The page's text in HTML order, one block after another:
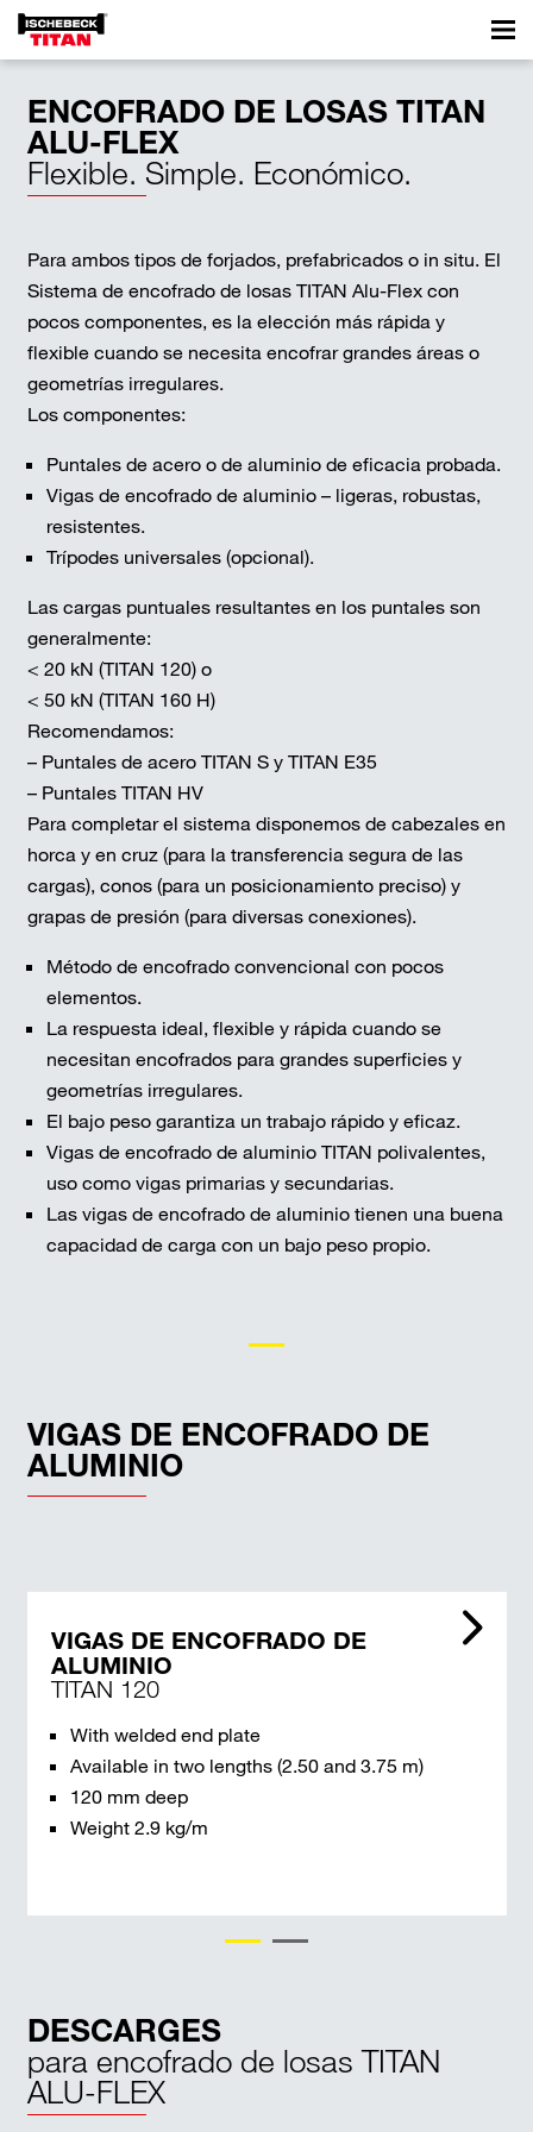
ENCOFRADO DE LOSAS TITAN
ALU-FLEX
Flexible. Simple. Económico.
Para ambos tipos de forjados, prefabricados o in situ. El
Sistema de encofrado de losas TITAN Alu-Flex con
pocos componentes, es la elección más rápida y
flexible cuando se necesita encofrar grandes áreas o
geometrías irregulares.
Los componentes:
Puntales de acero o de aluminio de eficacia probada.
Vigas de encofrado de aluminio – ligeras, robustas,
resistentes.
Trípodes universales (opcional).
Las cargas puntuales resultantes en los puntales son
generalmente:
< 20 kN (TITAN 120) o
< 50 kN (TITAN 160 H)
Recomendamos:
– Puntales de acero TITAN S y TITAN E35
– Puntales TITAN HV
Para completar el sistema disponemos de cabezales en
horca y en cruz (para la transferencia segura de las
cargas), conos (para un posicionamiento preciso) y
grapas de presión (para diversas conexiones).
Método de encofrado convencional con pocos
elementos.
La respuesta ideal, flexible y rápida cuando se
necesitan encofrados para grandes superficies y
geometrías irregulares.
El bajo peso garantiza un trabajo rápido y eficaz.
Vigas de encofrado de aluminio TITAN polivalentes,
uso como vigas primarias y secundarias.
Las vigas de encofrado de aluminio tienen una buena
capacidad de carga con un bajo peso propio.
VIGAS DE ENCOFRADO DE
ALUMINIO
VIGAS DE ENCOFRADO DE
ALUMINIO
TITAN 120
With welded end plate
Available in two lengths (2.50 and 3.75 m)
120 mm deep
Weight 2.9 kg/m
DESCARGES
para encofrado de losas TITAN
ALU-FLEX